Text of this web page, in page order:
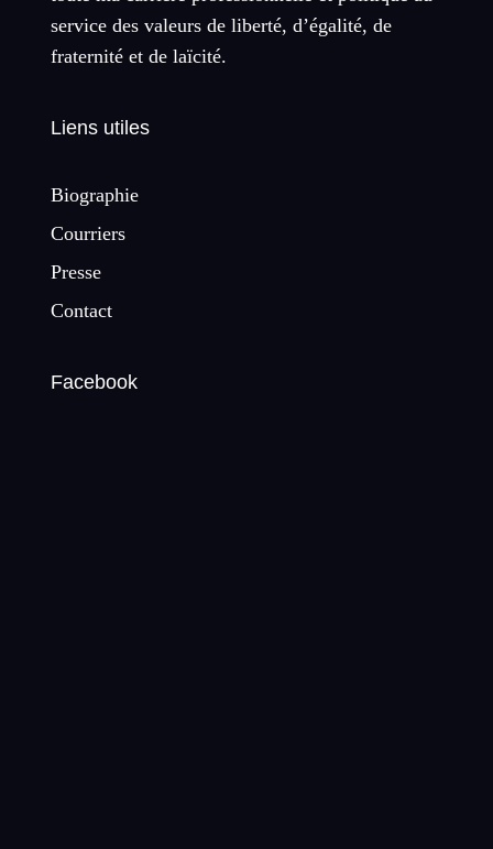
service des valeurs de liberté, d’égalité, de
fraternité et de laïcité.
Liens utiles
Biographie
Courriers
Presse
Contact
Facebook